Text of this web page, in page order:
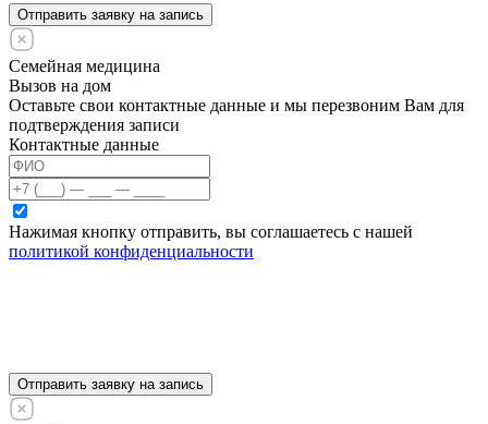
Отправить заявку на запись
Семейная медицина
Вызов на дом
Оставьте свои контактные данные и мы перезвоним Вам для
подтверждения записи
Контактные данные
Нажимая кнопку отправить, вы соглашаетесь с нашей
политикой конфиденциальности
Отправить заявку на запись